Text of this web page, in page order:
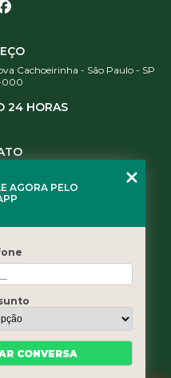
Cachoeirinha - São Paulo - SP
000
24 HORAS
5871
AGORA PELO
CONVERSA